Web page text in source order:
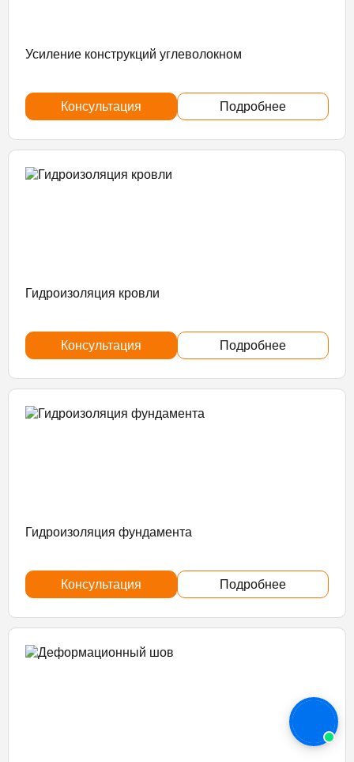
Усиление конструкций углеволокном
Консультация Подробнее
Гидроизоляция кровли
Консультация Подробнее
Гидроизоляция фундамента
Консультация Подробнее